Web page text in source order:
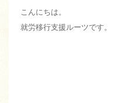
こんにちは。
就労移行支援ルーツです。